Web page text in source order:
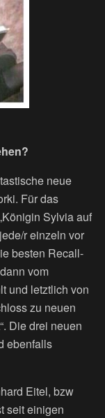
neue
Für das
Sylvia auf
r einzeln vor
besten Recall-
vom
und letztlich von
zu neuen
Die drei neuen
ebenfalls
Eitel, bzw
seit einigen